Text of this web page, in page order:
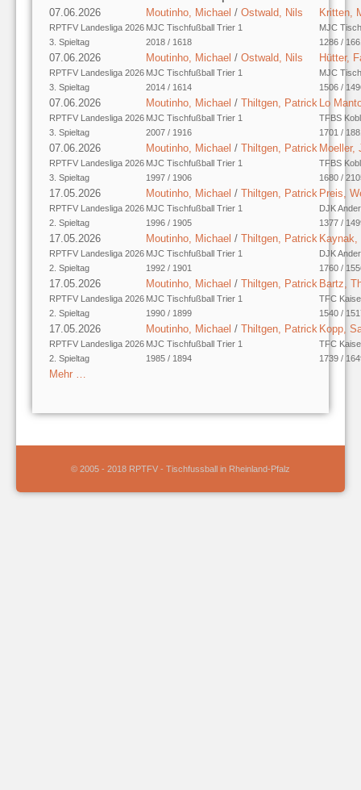
07.06.2026
RPTFV Landesliga 2026
3. Spieltag
Moutinho, Michael / Ostwald, Nils
MJC Tischfußball Trier 1
2018 / 1618
Kritten,
MJC
1286 /
07.06.2026
RPTFV Landesliga 2026
3. Spieltag
Moutinho, Michael / Ostwald, Nils
MJC Tischfußball Trier 1
2014 / 1614
Hütter,
MJC
1506 /
07.06.2026
RPTFV Landesliga 2026
3. Spieltag
Moutinho, Michael / Thiltgen, Patrick
MJC Tischfußball Trier 1
2007 / 1916
Lo
TFBS
1701 /
07.06.2026
RPTFV Landesliga 2026
3. Spieltag
Moutinho, Michael / Thiltgen, Patrick
MJC Tischfußball Trier 1
1997 / 1906
Moeller,
TFBS
1680 /
17.05.2026
RPTFV Landesliga 2026
2. Spieltag
Moutinho, Michael / Thiltgen, Patrick
MJC Tischfußball Trier 1
1996 / 1905
Preis,
DJK
1377 /
17.05.2026
RPTFV Landesliga 2026
2. Spieltag
Moutinho, Michael / Thiltgen, Patrick
MJC Tischfußball Trier 1
1992 / 1901
Kaynak,
DJK
1760 /
17.05.2026
RPTFV Landesliga 2026
2. Spieltag
Moutinho, Michael / Thiltgen, Patrick
MJC Tischfußball Trier 1
1990 / 1899
Bartz,
TFC
1540 /
17.05.2026
RPTFV Landesliga 2026
2. Spieltag
Moutinho, Michael / Thiltgen, Patrick
MJC Tischfußball Trier 1
1985 / 1894
Kopp,
TFC
1739 /
Mehr …
© 2005 - 2018 RPTFV - Tischfussball in Rheinland-Pfalz